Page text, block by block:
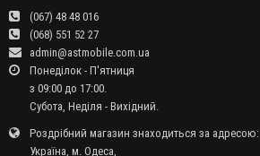
(067) 48 48 016
(068) 551 52 27
admin@astmobile.com.ua
Понеділок - П'ятниця
з 09:00 до 17:00.
Субота, Неділя - Вихідний.
Роздрібний магазин знаходиться за адресою:
Україна, м. Одеса,